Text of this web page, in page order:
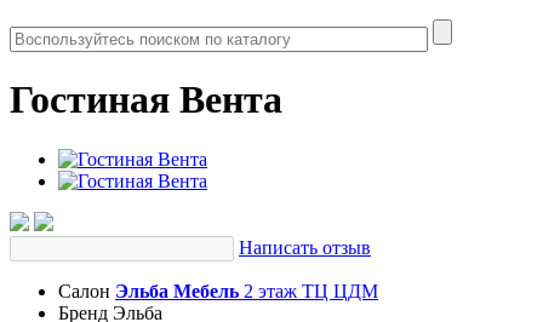
Гостиная Вента
Написать отзыв
Салон Эльба Мебель 2 этаж ТЦ ЦДМ
Бренд Эльба